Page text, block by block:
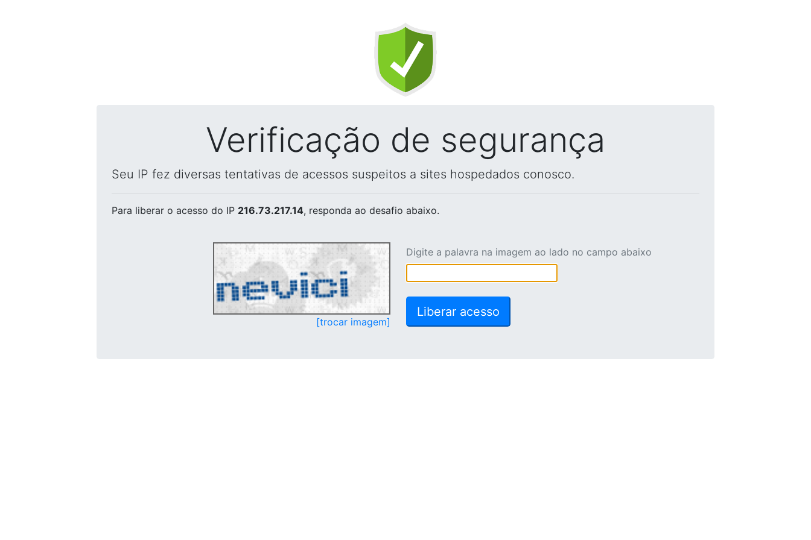
Verificação de segurança
Seu IP fez diversas tentativas de acessos suspeitos a sites hospedados conosco.
Para liberar o acesso do IP 216.73.217.14, responda ao desafio abaixo.
[trocar imagem]
Digite a palavra na imagem ao lado no campo abaixo